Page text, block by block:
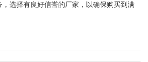
选择有良好信誉的厂家，以确保购买到满